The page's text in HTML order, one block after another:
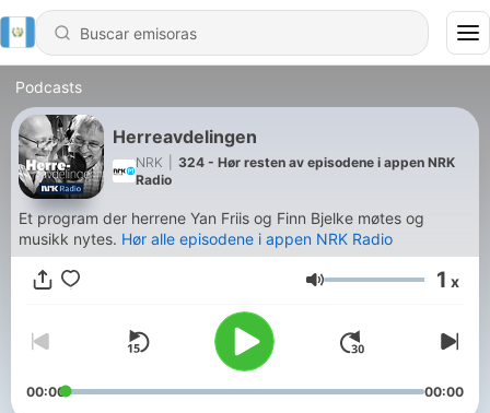
Podcasts
Herreavdelingen
NRK
324 - Hør resten av episodene i appen NRK
Radio
Et program der herrene Yan Friis og Finn Bjelke møtes og
musikk nytes. Hør alle episodene i appen NRK Radio
Volumen 1 x
00:00 00:00